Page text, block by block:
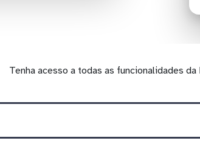
Tenha acesso a todas as funcionalidades